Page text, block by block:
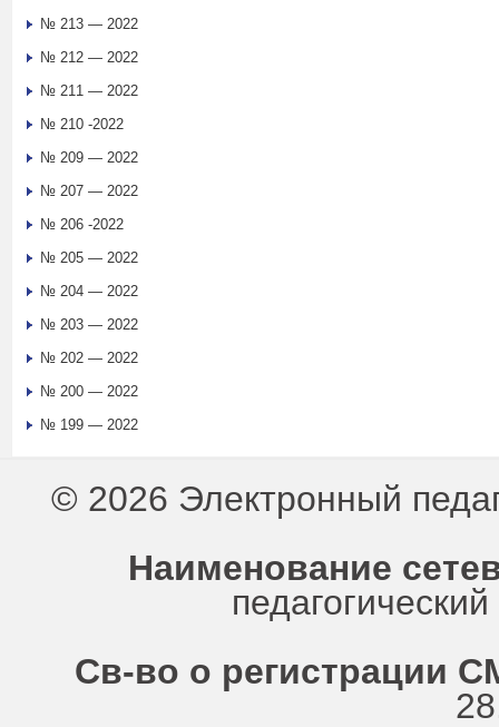
№ 213 — 2022
№ 212 — 2022
№ 211 — 2022
№ 210 -2022
№ 209 — 2022
№ 207 — 2022
№ 206 -2022
№ 205 — 2022
№ 204 — 2022
№ 203 — 2022
№ 202 — 2022
№ 200 — 2022
№ 199 — 2022
© 2026 Электронный
Наименование
Св-во о регистрации